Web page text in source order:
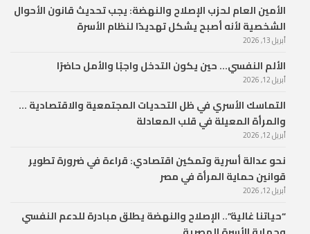
الأمين العام لحزب الإصلاح والنهضة: يجب تحديث قانون الأحوال
الشخصية لأنه أصبح يشكل تهديدًا لنظام الأسرة
أبريل 13, 2026
الألم النفسي… حين يكون التدخل واجبًا والأمل حاضرًا
أبريل 12, 2026
التماسك الأسري في ظل التحديات المجتمعية والاقتصادية …
والمرأة المعيلة في قلب المعادلة
أبريل 12, 2026
نحو عدالة أسرية وتمكين اقتصادي: قراءة في ضرورة تطوير
قوانين حماية المرأة في مصر
أبريل 12, 2026
“حياتنا غالية”.. الإصلاح والنهضة يطلق مبادرة للدعم النفسي